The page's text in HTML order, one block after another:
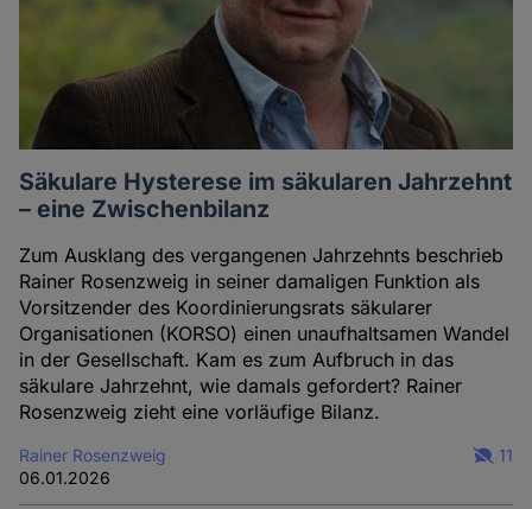
Säkulare Hysterese im säkularen Jahrzehnt
– eine Zwischenbilanz
Zum Ausklang des vergangenen Jahrzehnts beschrieb
Rainer Rosenzweig in seiner damaligen Funktion als
Vorsitzender des Koordinierungsrats säkularer
Organisationen (KORSO) einen unaufhaltsamen Wandel
in der Gesellschaft. Kam es zum Aufbruch in das
säkulare Jahrzehnt, wie damals gefordert? Rainer
Rosenzweig zieht eine vorläufige Bilanz.
Rainer Rosenzweig
06.01.2026
11